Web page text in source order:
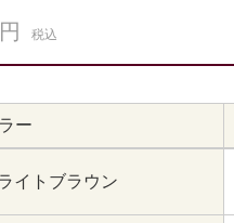
税込
ー
イトブラウン